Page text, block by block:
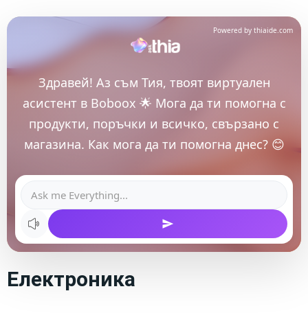
Powered by thiaide.com
Здравей! Аз съм Тия, твоят виртуален
асистент в Boboox 🌟 Мога да ти помогна с
продукти, поръчки и всичко, свързано с
магазина. Как мога да ти помогна днес? 😊
Електроника